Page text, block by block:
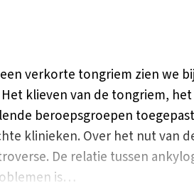
verkorte tongriem zien we
Het klieven van de tongriem,
beroepsgroepen
klinieken. Over het nut van
De relatie tussen
is…